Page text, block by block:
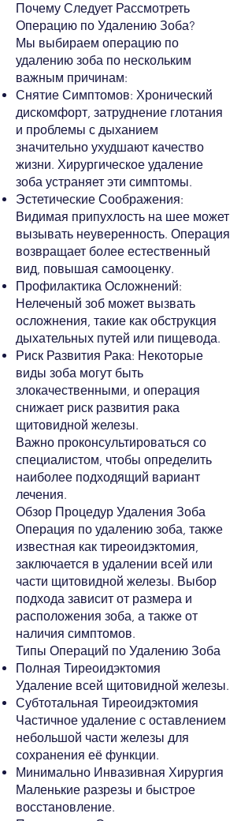
Почему Следует Рассмотреть
Операцию по Удалению Зоба?
Мы выбираем операцию по
удалению зоба по нескольким
важным причинам:
Снятие Симптомов: Хронический
дискомфорт, затруднение глотания
и проблемы с дыханием
значительно ухудшают качество
жизни. Хирургическое удаление
зоба устраняет эти симптомы.
Эстетические Соображения:
Видимая припухлость на шее может
вызывать неуверенность. Операция
возвращает более естественный
вид, повышая самооценку.
Профилактика Осложнений:
Нелеченый зоб может вызвать
осложнения, такие как обструкция
дыхательных путей или пищевода.
Риск Развития Рака: Некоторые
виды зоба могут быть
злокачественными, и операция
снижает риск развития рака
щитовидной железы.
Важно проконсультироваться со
специалистом, чтобы определить
наиболее подходящий вариант
лечения.
Обзор Процедур Удаления Зоба
Операция по удалению зоба, также
известная как тиреоидэктомия,
заключается в удалении всей или
части щитовидной железы. Выбор
подхода зависит от размера и
расположения зоба, а также от
наличия симптомов.
Типы Операций по Удалению Зоба
Полная Тиреоидэктомия
Удаление всей щитовидной железы.
Субтотальная Тиреоидэктомия
Частичное удаление с оставлением
небольшой части железы для
сохранения её функции.
Минимально Инвазивная Хирургия
Маленькие разрезы и быстрое
восстановление.